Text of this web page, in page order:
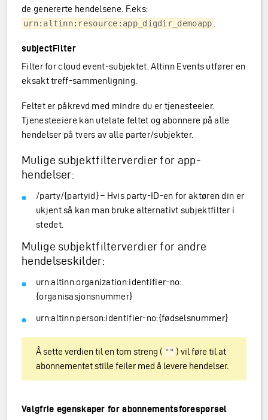
de genererte hendelsene. F.eks:
urn:altinn:resource:app_digdir_demoapp
subjectFilter
Filter for cloud event-subjektet. Altinn Events utfører en
eksakt treff-sammenligning.
Feltet er påkrevd med mindre du er tjenesteeier.
Tjenesteeiere kan utelate feltet og abonnere på alle
hendelser på tvers av alle parter/subjekter.
Mulige subjektfilterverdier for app-
hendelser:
/party/{partyid} – Hvis party-ID-en for aktøren din er
ukjent så kan man bruke alternativt subjektfilter i
stedet.
Mulige subjektfilterverdier for andre
hendelseskilder:
urn:altinn:organization:identifier-no:
{organisasjonsnummer}
urn:altinn:person:identifier-no:{fødselsnummer}
Å sette verdien til en tom streng ( "" ) vil føre til at
abonnementet stille feiler med å levere hendelser.
Valgfrie egenskaper for abonnementsforespørsel